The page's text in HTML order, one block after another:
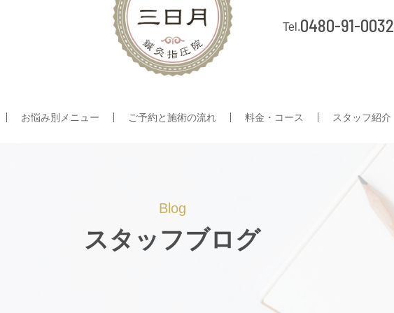
お悩み別メニュー ご予約と施術の流れ 料金・コース スタッフ紹介
0480-91-0032
Blog
スタッフブログ